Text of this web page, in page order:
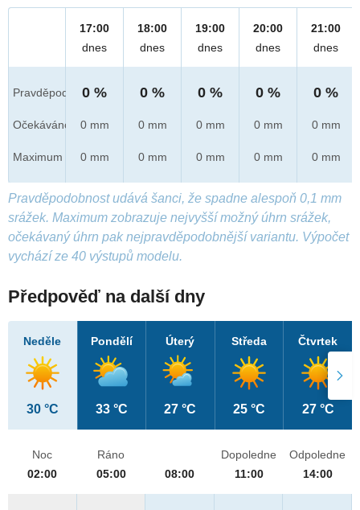
Pravděpod.
Očekáváno
Maximum
17:00
dnes
0 %
0 mm
0 mm
18:00
dnes
0 %
0 mm
0 mm
19:00
dnes
0 %
0 mm
0 mm
20:00
dnes
0 %
0 mm
0 mm
21:00
dnes
0 %
0 mm
0 mm
Pravděpodobnost udává šanci, že spadne alespoň 0,1 mm
srážek. Maximum zobrazuje nejvyšší možný úhrn srážek,
očekávaný úhrn pak nejpravděpodobnější variantu. Výpočet
vychází ze 40 výstupů modelu.
Předpověď na další dny
Neděle
30 °C
Pondělí
33 °C
Úterý
27 °C
Středa
25 °C
Čtvrtek
27 °C
Noc
02:00
Ráno
05:00
08:00
Dopoledne
11:00
Odpoledne
14:00